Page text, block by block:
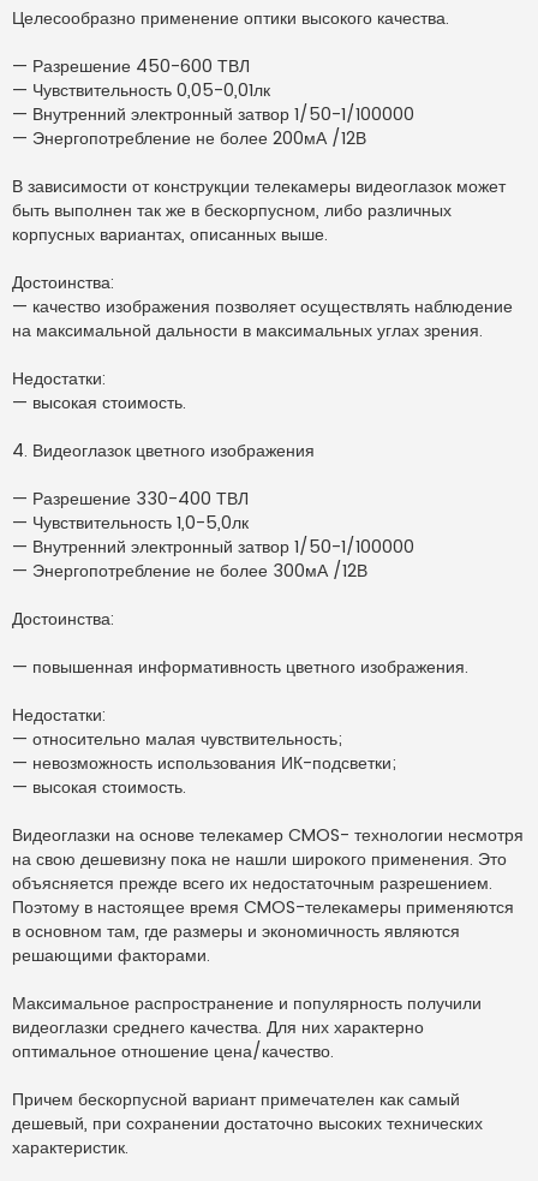
Целесообразно применение оптики высокого качества.
— Разрешение 450-600 ТВЛ
— Чувствительность 0,05-0,01лк
— Внутренний электронный затвор 1/50-1/100000
— Энергопотребление не более 200мА /12В
В зависимости от конструкции телекамеры видеоглазок может
быть выполнен так же в бескорпусном, либо различных
корпусных вариантах, описанных выше.
Достоинства:
— качество изображения позволяет осуществлять наблюдение
на максимальной дальности в максимальных углах зрения.
Недостатки:
— высокая стоимость.
4. Видеоглазок цветного изображения
— Разрешение 330-400 ТВЛ
— Чувствительность 1,0-5,0лк
— Внутренний электронный затвор 1/50-1/100000
— Энергопотребление не более 300мА /12В
Достоинства:
— повышенная информативность цветного изображения.
Недостатки:
— относительно малая чувствительность;
— невозможность использования ИК-подсветки;
— высокая стоимость.
Видеоглазки на основе телекамер CMOS- технологии несмотря
на свою дешевизну пока не нашли широкого применения. Это
объясняется прежде всего их недостаточным разрешением.
Поэтому в настоящее время CMOS-телекамеры применяются
в основном там, где размеры и экономичность являются
решающими факторами.
Максимальное распространение и популярность получили
видеоглазки среднего качества. Для них характерно
оптимальное отношение цена/качество.
Причем бескорпусной вариант примечателен как самый
дешевый, при сохранении достаточно высоких технических
характеристик.